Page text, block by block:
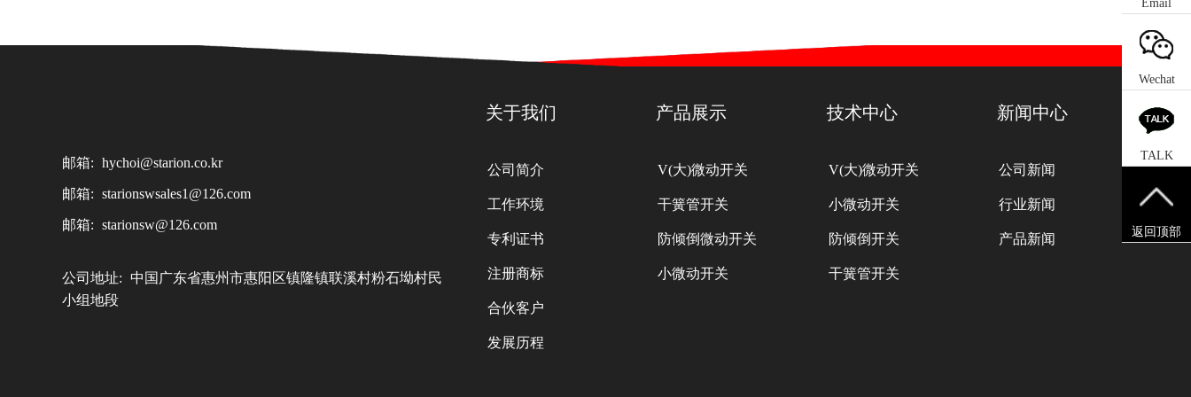
邮箱: hychoi@starion.co.kr
邮箱: starionswsales1@126.com
邮箱: starionsw@126.com
公司地址: 中国广东省惠州市惠阳区镇隆镇联溪村粉石坳村民
小组地段
关于我们
公司简介
工作环境
专利证书
注册商标
合伙客户
发展历程
产品展示
V(大)微动开关
干簧管开关
防倾倒微动开关
小微动开关
技术中心
V(大)微动开关
小微动开关
防倾倒开关
干簧管开关
新闻中心
公司新闻
行业新闻
产品新闻
Email
Wechat
TALK
返回顶部